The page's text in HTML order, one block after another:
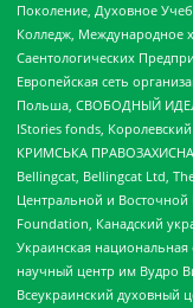
Поколение, Духовное
Колледж, Международное
Саентологических
Европейская сеть
Польша, СВОБОДНЫЙ
IStories fonds,
КРИМСЬКА ПРАВОЗАХИСНА
Bellingcat, Bellingcat Ltd,
Центральной и
Foundation, Канадский
Украинская
научный центр им Вудро
Всеукраинский духовный